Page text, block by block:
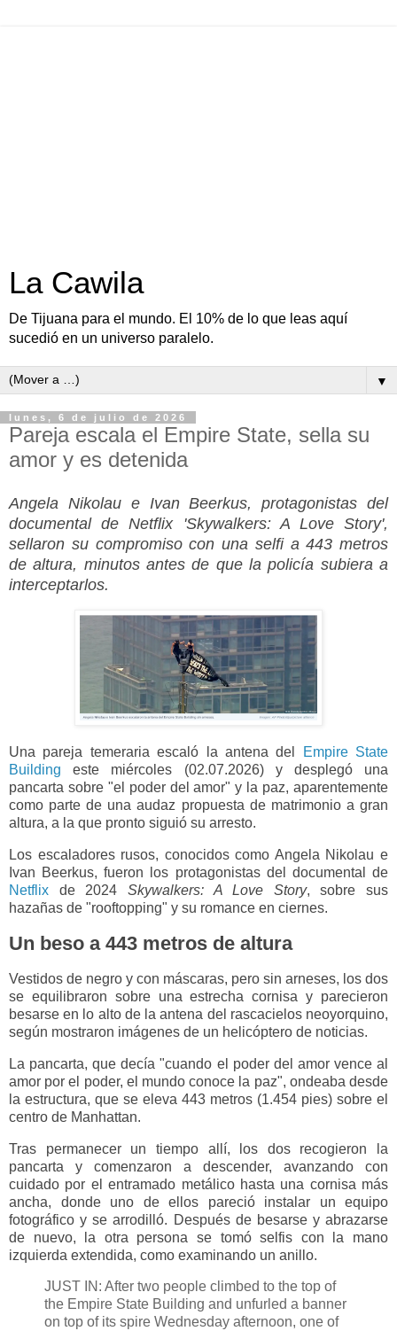
La Cawila
De Tijuana para el mundo. El 10% de lo que leas aquí
sucedió en un universo paralelo.
▼
lunes, 6 de julio de 2026
Pareja escala el Empire State, sella su
amor y es detenida
Angela Nikolau e Ivan Beerkus, protagonistas del
documental de Netflix 'Skywalkers: A Love Story',
sellaron su compromiso con una selfi a 443 metros
de altura, minutos antes de que la policía subiera a
interceptarlos.
Una pareja temeraria escaló la antena del
Empire State
Building este miércoles (02.07.2026) y desplegó una
pancarta sobre "el poder del amor" y la paz, aparentemente
como parte de una audaz propuesta de matrimonio a gran
altura, a la que pronto siguió su arresto.
Los escaladores rusos, conocidos como Angela Nikolau e
Ivan Beerkus, fueron los protagonistas del documental de
Netflix de 2024 Skywalkers: A Love Story, sobre sus
hazañas de "rooftopping" y su romance en ciernes.
Un beso a 443 metros de altura
Vestidos de negro y con máscaras, pero sin arneses, los dos
se equilibraron sobre una estrecha cornisa y parecieron
besarse en lo alto de la antena del rascacielos neoyorquino,
según mostraron imágenes de un helicóptero de noticias.
La pancarta, que decía "cuando el poder del amor vence al
amor por el poder, el mundo conoce la paz", ondeaba desde
la estructura, que se eleva 443 metros (1.454 pies) sobre el
centro de Manhattan.
Tras permanecer un tiempo allí, los dos recogieron la
pancarta y comenzaron a descender, avanzando con
cuidado por el entramado metálico hasta una cornisa más
ancha, donde uno de ellos pareció instalar un equipo
fotográfico y se arrodilló. Después de besarse y abrazarse
de nuevo, la otra persona se tomó selfis con la mano
izquierda extendida, como examinando un anillo.
JUST IN: After two people climbed to the top of
the Empire State Building and unfurled a banner
on top of its spire Wednesday afternoon, one of